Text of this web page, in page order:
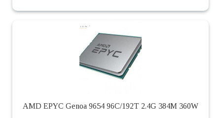
AMD EPYC Genoa 9654 96C/192T 2.4G 384M 360W